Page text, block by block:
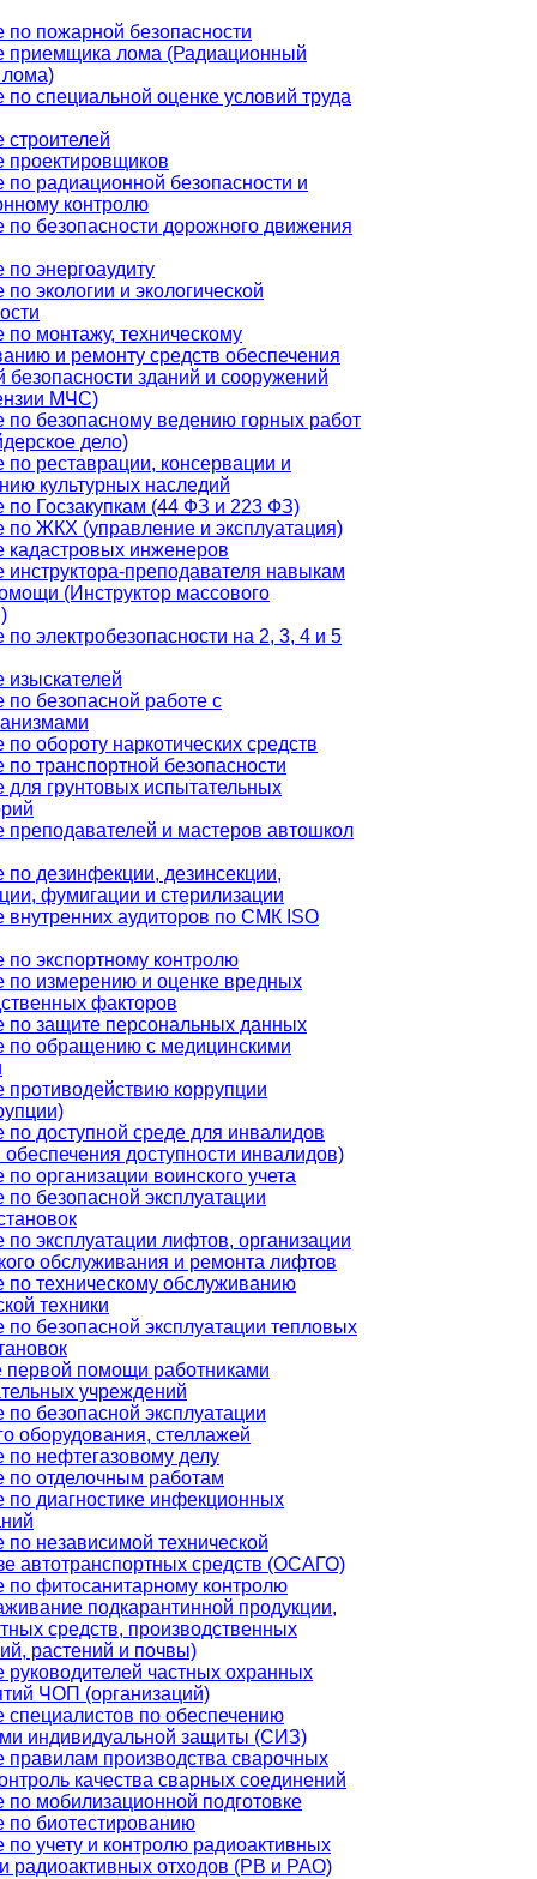
по пожарной безопасности
приемщика лома (Радиационный
лома)
по специальной оценке условий труда
строителей
проектировщиков
по радиационной безопасности и
контролю
по безопасности дорожного движения
энергоаудиту
экологии и экологической
по монтажу, техническому
и ремонту средств обеспечения
безопасности зданий и сооружений
МЧС)
по безопасному ведению горных работ
дело)
по реставрации, консервации и
культурных наследий
по Госзакупкам (44 ФЗ и 223 ФЗ)
по ЖКХ (управление и эксплуатация)
кадастровых инженеров
инструктора-преподавателя навыкам
(Инструктор массового
по электробезопасности на 2, 3, 4 и 5
изыскателей
по безопасной работе с
обороту наркотических средств
по транспортной безопасности
для грунтовых испытательных
преподавателей и мастеров автошкол
по дезинфекции, дезинсекции,
фумигации и стерилизации
внутренних аудиторов по СМК ISO
по экспортному контролю
по измерению и оценке вредных
факторов
по защите персональных данных
по обращению с медицинскими
противодействию коррупции
по доступной среде для инвалидов
доступности инвалидов)
организации воинского учета
по безопасной эксплуатации
по эксплуатации лифтов, организации
обслуживания и ремонта лифтов
по техническому обслуживанию
техники
по безопасной эксплуатации тепловых
первой помощи работниками
учреждений
по безопасной эксплуатации
оборудования, стеллажей
по нефтегазовому делу
по отделочным работам
по диагностике инфекционных
по независимой технической
автотранспортных средств (ОСАГО)
по фитосанитарному контролю
подкарантинной продукции,
средств, производственных
растений и почвы)
руководителей частных охранных
ЧОП (организаций)
специалистов по обеспечению
индивидуальной защиты (СИЗ)
правилам производства сварочных
качества сварных соединений
по мобилизационной подготовке
по биотестированию
по учету и контролю радиоактивных
радиоактивных отходов (РВ и РАО)